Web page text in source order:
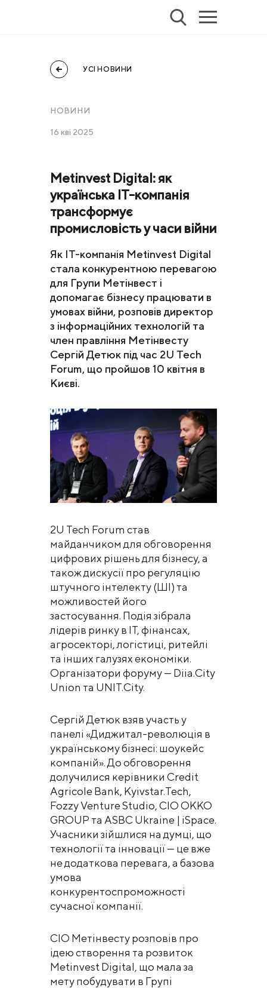
УСІ НОВИНИ
НОВИНИ
16 кві 2025
Metinvest Digital: як
українська ІТ-компанія
трансформує
промисловість у часи війни
Як ІТ-компанія Metinvest Digital
стала конкурентною перевагою
для Групи Метінвест і
допомагає бізнесу працювати в
умовах війни, розповів директор
з інформаційних технологій та
член правління Метінвесту
Сергій Детюк під час 2U Tech
Forum, що пройшов 10 квітня в
Києві.
2U Tech Forum став
майданчиком для обговорення
цифрових рішень для бізнесу, а
також дискусії про регуляцію
штучного інтелекту (ШІ) та
можливостей його
застосування. Подія зібрала
лідерів ринку в ІТ, фінансах,
агросекторі, логістиці, ритейлі
та інших галузях економіки.
Організатори форуму — Diia.City
Union та UNIT.City.
Сергій Детюк взяв участь у
панелі «Диджитал-революція в
українському бізнесі: шоукейс
компаній». До обговорення
долучилися керівники Credit
Agricole Bank, Kyivstar.Tech,
Fozzy Venture Studio, CIO OKKO
GROUP та ASBC Ukraine | iSpace.
Учасники зійшлися на думці, що
технології та інновації — це вже
не додаткова перевага, а базова
умова
конкурентоспроможності
сучасної компанії.
CIO Метінвесту розповів про
ідею створення та розвиток
Metinvest Digital, що мала за
мету побудувати в Групі